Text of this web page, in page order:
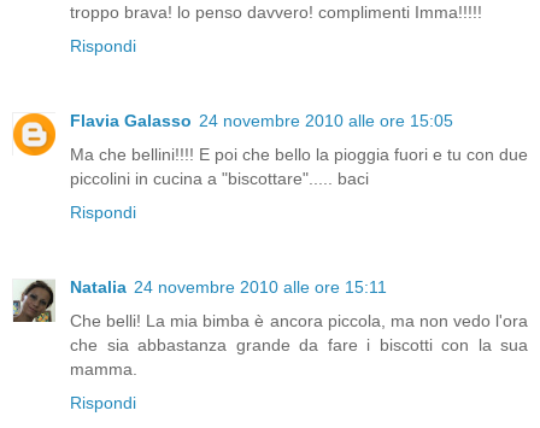
troppo brava! lo penso davvero! complimenti Imma!!!!!
Rispondi
Flavia Galasso 24 novembre 2010 alle ore 15:05
Ma che bellini!!!! E poi che bello la pioggia fuori e tu con due
piccolini in cucina a "biscottare"..... baci
Rispondi
Natalia 24 novembre 2010 alle ore 15:11
Che belli! La mia bimba è ancora piccola, ma non vedo l'ora
che sia abbastanza grande da fare i biscotti con la sua
mamma.
Rispondi